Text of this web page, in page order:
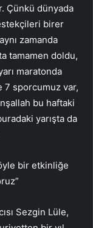
Çünkü dünyada
birer
zamanda
tamamen doldu,
maratonda
7 sporcumuz var,
bu haftaki
yarışta da
bir etkinliğe
Sezgin Lüle,